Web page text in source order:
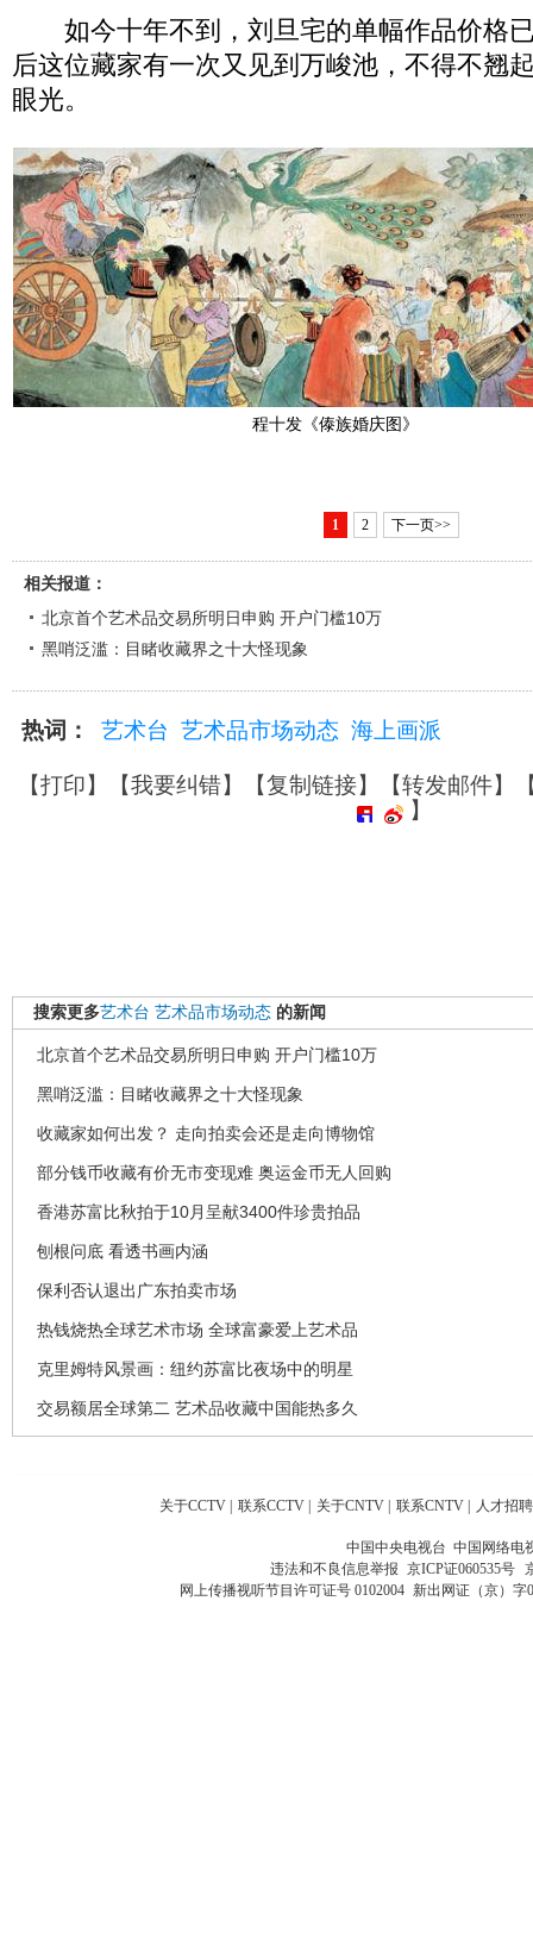
如今十年不到，刘旦宅的单幅作品价格
后这位藏家有一次又见到万峻池，不得不翘
眼光。
程十发《傣族婚庆图》
1 2 下一页>>
相关报道：
北京首个艺术品交易所明日申购 开户门槛10万
黑哨泛滥：目睹收藏界之十大怪现象
热词： 艺术台 艺术品市场动态 海上画派
【打印】【我要纠错】【复制链接】【转发邮件】
】
搜索更多艺术台 艺术品市场动态 的新闻
北京首个艺术品交易所明日申购 开户门槛10万
黑哨泛滥：目睹收藏界之十大怪现象
收藏家如何出发？ 走向拍卖会还是走向博物馆
部分钱币收藏有价无市变现难 奥运金币无人回购
香港苏富比秋拍于10月呈献3400件珍贵拍品
刨根问底 看透书画内涵
保利否认退出广东拍卖市场
热钱烧热全球艺术市场 全球富豪爱上艺术品
克里姆特风景画：纽约苏富比夜场中的明星
交易额居全球第二 艺术品收藏中国能热多久
关于CCTV | 联系CCTV | 关于CNTV | 联系CNTV | 人才招聘
中国中央电视台 中国网络电
违法和不良信息举报 京ICP证060535号
网上传播视听节目许可证号 0102004 新出网证（京）